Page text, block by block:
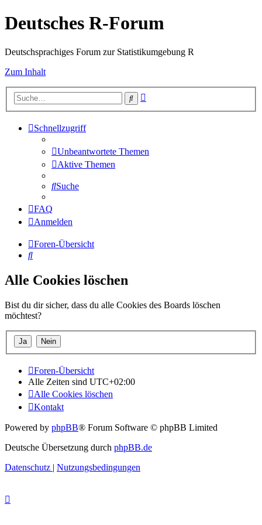
Deutsches R-Forum
Deutschsprachiges Forum zur Statistikumgebung R
Zum Inhalt
Suche
Schnellzugriff
Unbeantwortete Themen
Aktive Themen
Suche
FAQ
Anmelden
Foren-Übersicht
Suche
Alle Cookies löschen
Bist du dir sicher, dass du alle Cookies des Boards löschen
möchtest?
Foren-Übersicht
Alle Zeiten sind UTC+02:00
Alle Cookies löschen
Kontakt
Powered by phpBB® Forum Software © phpBB Limited
Deutsche Übersetzung durch phpBB.de
Datenschutz | Nutzungsbedingungen